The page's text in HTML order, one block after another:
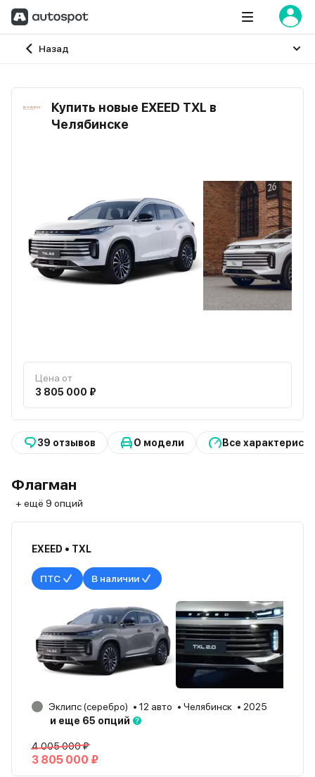
Назад
Главная
Купить новые EXEED TXL в
Челябинске
Цена от
3 805 000 ₽
39 отзывов О модели Все
Флагман
+ ещё 9 опций
EXEED • TXL
ПТС В наличии
Эклипс (серебро) 12 авто Челябинск
2025
и еще 65 опций
4 005 000 ₽
3 805 000 ₽